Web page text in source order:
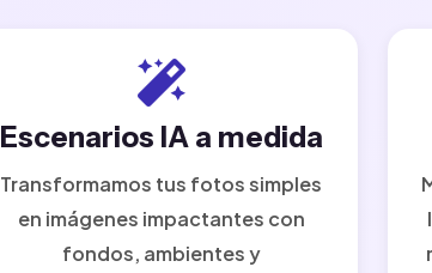
Escenarios IA a medida
Transformamos tus fotos simples
en imágenes impactantes con
fondos, ambientes y